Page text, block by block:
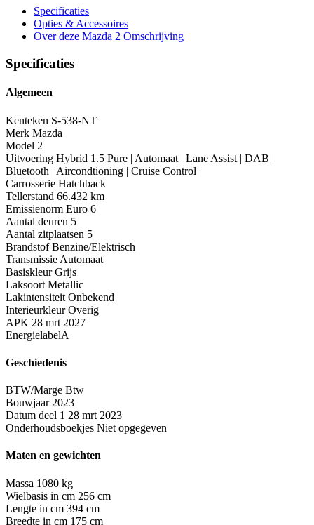
Specificaties
Opties & Accessoires
Over deze Mazda 2 Omschrijving
Specificaties
Algemeen
Kenteken S-538-NT
Merk Mazda
Model 2
Uitvoering Hybrid 1.5 Pure | Automaat | Lane Assist | DAB |
Bluetooth | Aircondtioning | Cruise Control |
Carrosserie Hatchback
Tellerstand 66.432 km
Emissienorm Euro 6
Aantal deuren 5
Aantal zitplaatsen 5
Brandstof Benzine/Elektrisch
Transmissie Automaat
Basiskleur Grijs
Laksoort Metallic
Lakintensiteit Onbekend
Interieurkleur Overig
APK 28 mrt 2027
EnergielabelA
Geschiedenis
BTW/Marge Btw
Bouwjaar 2023
Datum deel 1 28 mrt 2023
Onderhoudsboekjes Niet opgegeven
Maten en gewichten
Massa 1080 kg
Wielbasis in cm 256 cm
Lengte in cm 394 cm
Breedte in cm 175 cm